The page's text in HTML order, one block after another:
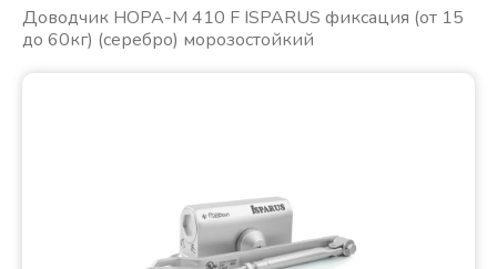
Доводчик НОРА-М 410 F ISPARUS фиксация (от 15
до 60кг) (серебро) морозостойкий